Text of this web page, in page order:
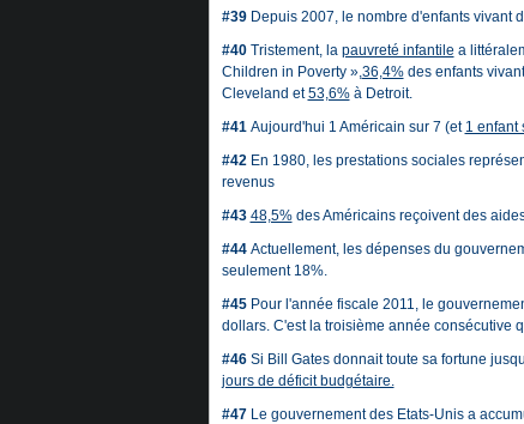
#39Depuis 2007, le nombre d'enfants vivant
#40Tristement, la pauvreté infantile a
Children in Poverty »,36,4%des enfants
Cleveland et53,6%à Detroit.
#41Aujourd'hui 1 Américain sur 7 (et 1 enfant
#42En 1980, les prestations sociales
revenus
#43 48,5%des Américains reçoivent des
#44Actuellement, les dépenses du
seulement 18%.
#45Pour l'année fiscale 2011, le
dollars. C'est la troisième année consécutive
#46Si Bill Gates donnait toute sa fortune
jours de déficit budgétaire.
#47Le gouvernement des Etats-Unis a